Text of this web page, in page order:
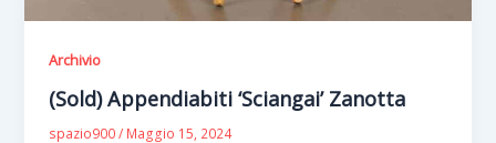
Archivio
(Sold) Appendiabiti ‘Sciangai’ Zanotta
spazio900/ Maggio 15, 2024